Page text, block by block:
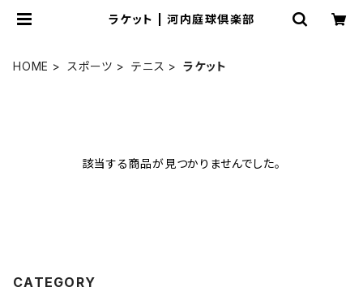
ラケット | 河内庭球倶楽部
HOME スポーツ テニス ラケット
該当する商品が見つかりませんでした。
CATEGORY